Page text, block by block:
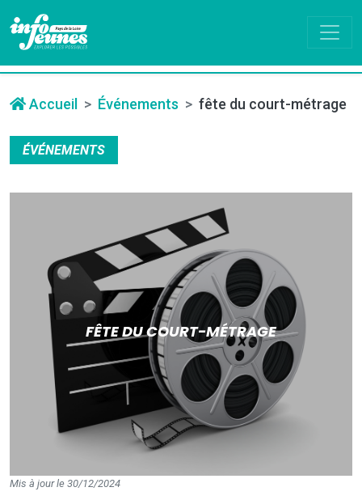
Accueil Événements fête du court-métrage
ÉVÉNEMENTS
FÊTE DU COURT-MÉTRAGE
Mis à jour le 30/12/2024